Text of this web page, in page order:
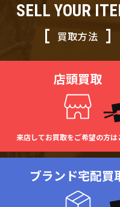
SELL YOUR
買取方法
店頭買取
来店してお買取をご希望の方は
ブランド宅配買